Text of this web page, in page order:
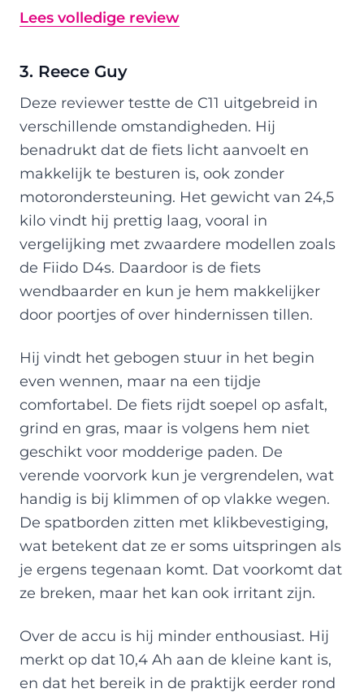
Lees volledige review
3. Reece Guy
Deze reviewer testte de C11 uitgebreid in
verschillende omstandigheden. Hij
benadrukt dat de fiets licht aanvoelt en
makkelijk te besturen is, ook zonder
motorondersteuning. Het gewicht van 24,5
kilo vindt hij prettig laag, vooral in
vergelijking met zwaardere modellen zoals
de Fiido D4s. Daardoor is de fiets
wendbaarder en kun je hem makkelijker
door poortjes of over hindernissen tillen.
Hij vindt het gebogen stuur in het begin
even wennen, maar na een tijdje
comfortabel. De fiets rijdt soepel op asfalt,
grind en gras, maar is volgens hem niet
geschikt voor modderige paden. De
verende voorvork kun je vergrendelen, wat
handig is bij klimmen of op vlakke wegen.
De spatborden zitten met klikbevestiging,
wat betekent dat ze er soms uitspringen als
je ergens tegenaan komt. Dat voorkomt dat
ze breken, maar het kan ook irritant zijn.
Over de accu is hij minder enthousiast. Hij
merkt op dat 10,4 Ah aan de kleine kant is,
en dat het bereik in de praktijk eerder rond